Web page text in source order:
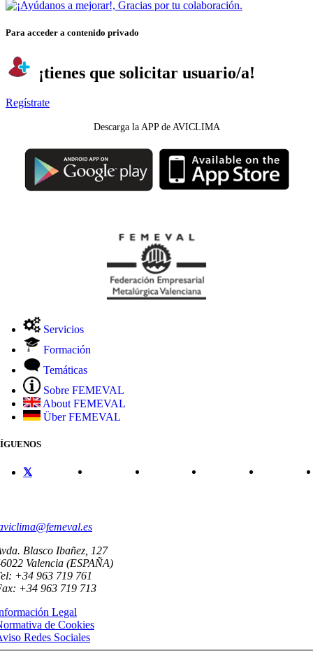
Para acceder a contenido privado
¡tienes que solicitar usuario/a!
Regístrate
Descarga la APP de AVICLIMA
Servicios
Formación
Temáticas
Sobre FEMEVAL
About FEMEVAL
Über FEMEVAL
Blasco Ibañez, 127
Valencia (ESPAÑA)
+34 963 719 761
+34 963 719 713
Legal
de Cookies
Redes Sociales